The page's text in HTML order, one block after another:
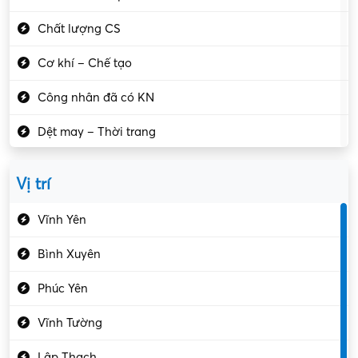
Chất lượng CS
Cơ khí – Chế tạo
Công nhân đã có KN
Dệt may – Thời trang
Vị trí
Vĩnh Yên
Bình Xuyên
Phúc Yên
Vĩnh Tường